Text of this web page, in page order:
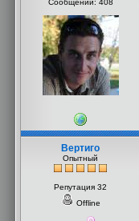
Сообщений: 408
Вертиго
Опытный
Репутация 32
Offline